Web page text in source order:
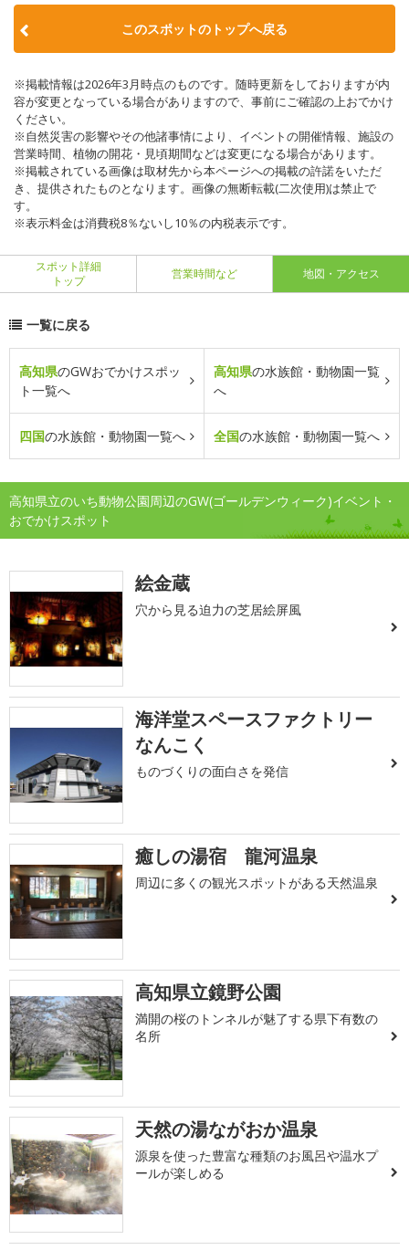
このスポットのトップへ戻る
※掲載情報は2026年3月時点のものです。随時更新をしておりますが内
容が変更となっている場合がありますので、事前にご確認の上おでかけ
ください。
※自然災害の影響やその他諸事情により、イベントの開催情報、施設の
営業時間、植物の開花・見頃期間などは変更になる場合があります。
※掲載されている画像は取材先から本ページへの掲載の許諾をいただ
き、提供されたものとなります。画像の無断転載(二次使用)は禁止で
す。
※表示料金は消費税8％ないし10％の内税表示です。
スポット詳細
トップ
営業時間など 地図・アクセス
一覧に戻る
高知県のGWおでかけスポッ
ト一覧へ
高知県の水族館・動物園一覧
へ
四国の水族館・動物園一覧へ 全国の水族館・動物園一覧へ
高知県立のいち動物公園周辺のGW(ゴールデンウィーク)イベント・
おでかけスポット
絵金蔵
穴から見る迫力の芝居絵屏風
海洋堂スペースファクトリー
なんこく
ものづくりの面白さを発信
癒しの湯宿 龍河温泉
周辺に多くの観光スポットがある天然温泉
高知県立鏡野公園
満開の桜のトンネルが魅了する県下有数の
名所
天然の湯ながおか温泉
源泉を使った豊富な種類のお風呂や温水プ
ールが楽しめる